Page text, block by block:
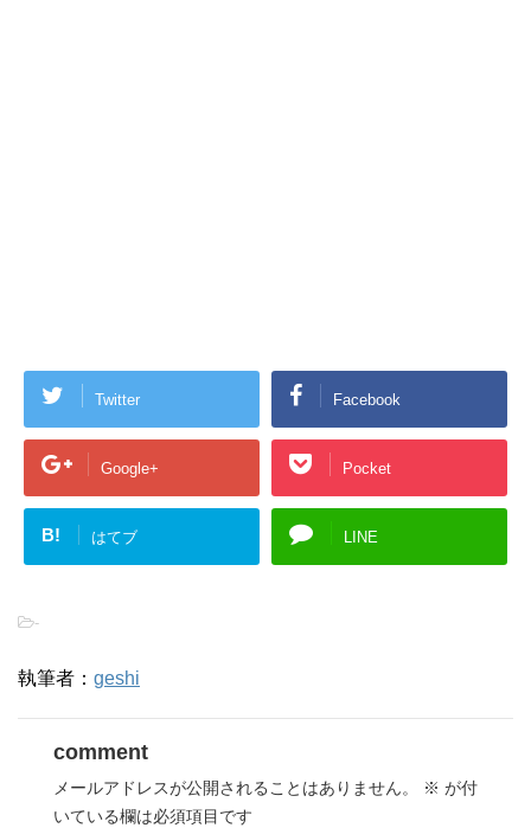
Twitter Facebook
Google+ Pocket
B! はてブ LINE
-
執筆者： geshi
comment
メールアドレスが公開されることはありません。 ※ が付
いている欄は必須項目です